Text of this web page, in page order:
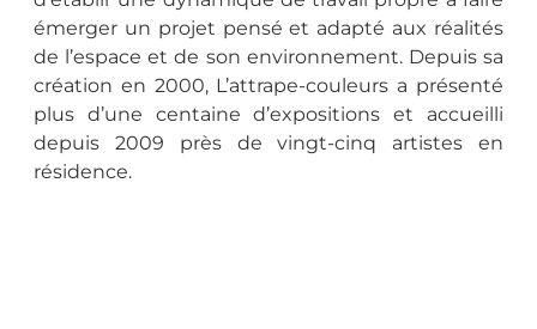
émerger un projet pensé et adapté aux réalités
de l’espace et de son environnement. Depuis sa
création en 2000, L’attrape-couleurs a présenté
plus d’une centaine d’expositions et accueilli
depuis 2009 près de vingt-cinq artistes en
résidence.